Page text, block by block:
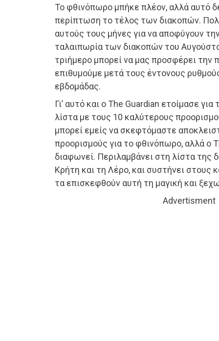
Το φθινόπωρο μπήκε πλέον, αλλά αυτό
περίπτωση το τέλος των διακοπών.
αυτούς τους μήνες για να αποφύγουν
ταλαιπωρία των διακοπών του
τριήμερο μπορεί να μας προσφέρει την
επιθυμούμε μετά τους έντονους
εβδομάδας.
Γι’ αυτό και ο The Guardian ετοίμασε
λίστα με τους 10 καλύτερους
μπορεί εμείς να σκεφτόμαστε
προορισμούς για το φθινόπωρο, αλλά ο
διαφωνεί. Περιλαμβάνει στη λίστα της
Κρήτη και τη Λέρο, και συστήνει στους
τα επισκεφθούν αυτή τη μαγική και
Advertisment